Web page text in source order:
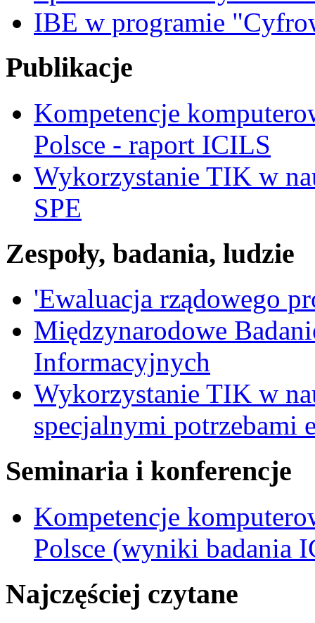
IBE w programie
Publikacje
Kompetencje
Polsce - raport ICILS
Wykorzystanie TIK w
SPE
Zespoły, badania, ludzie
'Ewaluacja rządowego
Międzynarodowe
Informacyjnych
Wykorzystanie TIK w
specjalnymi potrzebami
Seminaria i konferencje
Kompetencje
Polsce (wyniki badania
Najczęściej czytane